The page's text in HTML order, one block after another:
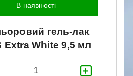
В наявності
гель-лак
Extra White 9,5 мл